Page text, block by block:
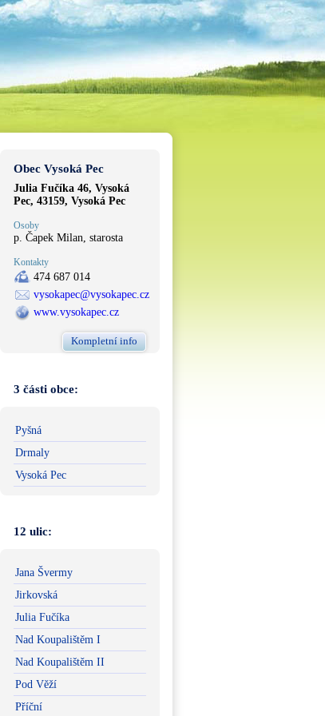
Obec Vysoká Pec
Julia Fučíka 46, Vysoká
Pec, 43159, Vysoká Pec
Osoby
p. Čapek Milan, starosta
Kontakty
474 687 014
vysokapec@vysokapec.cz
www.vysokapec.cz
Kompletní info
3 části obce:
Pyšná
Drmaly
Vysoká Pec
12 ulic:
Jana Švermy
Jirkovská
Julia Fučíka
Nad Koupalištěm I
Nad Koupalištěm II
Pod Věží
Příční